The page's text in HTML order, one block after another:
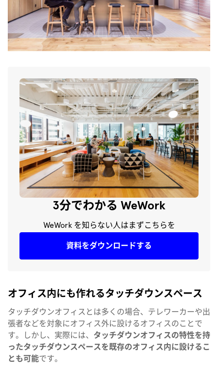
3分でわかる WeWork
WeWork を知らない人はまずこちらを
資料をダウンロードする
オフィス内にも作れるタッチダウンスペース
タッチダウンオフィスとは多くの場合、テレワーカーや出
張者などを対象にオフィス外に設けるオフィスのことで
す。しかし、実際には、 タッチダウンオフィスの特性を持
ったタッチダウンスペースを既存のオフィス内に設けるこ
とも可能です。